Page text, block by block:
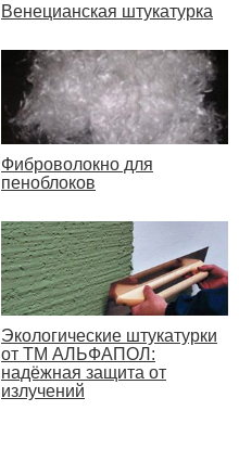
Венецианская штукатурка
Фиброволокно для
пеноблоков
Экологические штукатурки
от ТМ АЛЬФАПОЛ:
надёжная защита от
излучений